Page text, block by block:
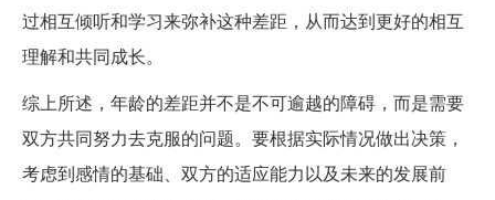
过相互倾听和学习来弥补这种差距，从而达到更好的相互
理解和共同成长。
综上所述，年龄的差距并不是不可逾越的障碍，而是需要
双方共同努力去克服的问题。要根据实际情况做出决策，
考虑到感情的基础、双方的适应能力以及未来的发展前